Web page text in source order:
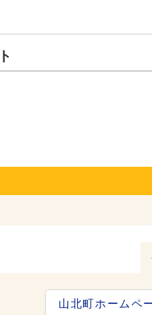
山北町ホームペ